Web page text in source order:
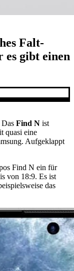
Falt-
es gibt einen
Das Find N ist
quasi eine
Aufgeklappt
Find N ein für
von 18:9. Es ist
das